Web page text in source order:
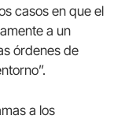
casos en que el
a un
órdenes de
a los